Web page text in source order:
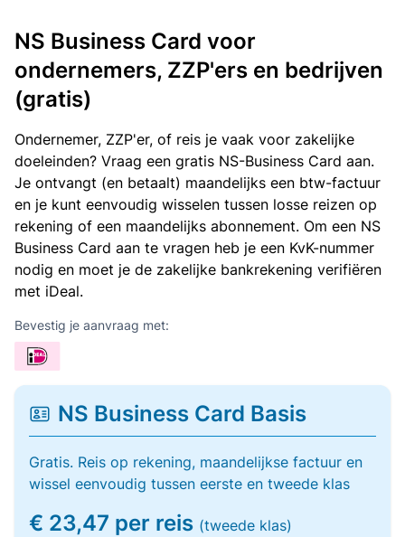
NS Business Card voor
ondernemers, ZZP'ers en bedrijven
(gratis)
Ondernemer, ZZP'er, of reis je vaak voor zakelijke
doeleinden? Vraag een gratis NS-Business Card aan.
Je ontvangt (en betaalt) maandelijks een btw-factuur
en je kunt eenvoudig wisselen tussen losse reizen op
rekening of een maandelijks abonnement. Om een NS
Business Card aan te vragen heb je een KvK-nummer
nodig en moet je de zakelijke bankrekening verifiëren
met iDeal.
Bevestig je aanvraag met:
NS Business Card Basis
Gratis. Reis op rekening, maandelijkse factuur en
wissel eenvoudig tussen eerste en tweede klas
€ 23,47 per reis (tweede klas)